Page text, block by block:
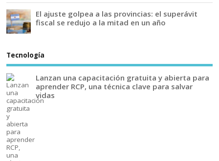
El ajuste golpea a las provincias: el superávit
fiscal se redujo a la mitad en un año
Tecnología
Lanzan una capacitación gratuita y abierta para
aprender RCP, una técnica clave para salvar
vidas